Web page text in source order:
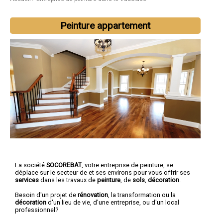
Peinture appartement
La société SOCOREBAT, votre entreprise de peinture, se
déplace sur le secteur de et ses environs pour vous offrir ses
services dans les travaux de peinture , de sols décoration
Besoin d'un projet de rénovation , la transformation ou la
décoration d'un lieu de vie, d'une entreprise, ou d'un local
professionnel?